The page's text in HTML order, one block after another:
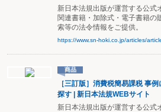
新日本法規出版が運営する公式
関連書籍・加除式・電子書籍の
索等の法令情報をご提供。
https://www.sn-hoki.co.jp/articles/
商品
［三訂版］消費税簡易課税 事
探す | 新日本法規WEBサイト
新日本法規出版が運営する公式